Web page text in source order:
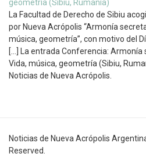
geometría (Sibiu, Rumanía)
La Facultad de Derecho de Sibiu
por Nueva Acrópolis “Armonía
música, geometría”, con motivo del
[…] La entrada Conferencia: Armonía
Vida, música, geometría (Sibiu,
Noticias de Nueva Acrópolis.
Noticias de Nueva Acrópolis
Reserved.